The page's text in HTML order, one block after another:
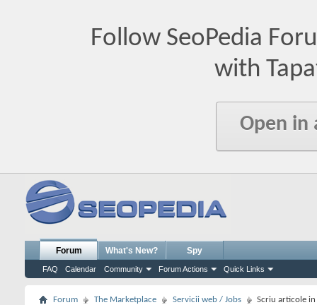
Follow SeoPedia
with
Open in
Forum
FAQ Calendar Community Forum Actions Quick Links
What's New? Spy
Forum The Marketplace Servicii web / Jobs Scriu articole